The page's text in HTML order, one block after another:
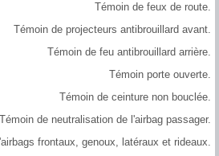
Témoin de feux de route.
Témoin de projecteurs antibrouillard avant.
Témoin de feu antibrouillard arrière.
Témoin porte ouverte.
Témoin de ceinture non bouclée.
Témoin de neutralisation de l'airbag passager.
frontaux, genoux, latéraux et rideaux.